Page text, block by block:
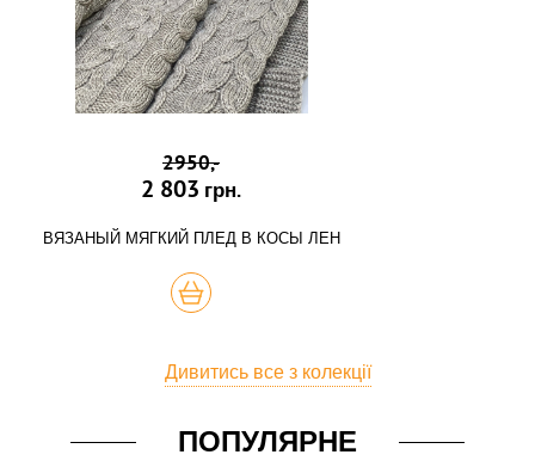
2950,-
2 803 грн.
ВЯЗАНЫЙ МЯГКИЙ ПЛЕД В КОСЫ ЛЕН
КУПИТЬ
Дивитись все з колекції
ПОПУЛЯРНЕ